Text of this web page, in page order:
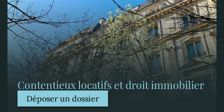
Contentieux locatifs et droit immobilier
Déposer un dossier